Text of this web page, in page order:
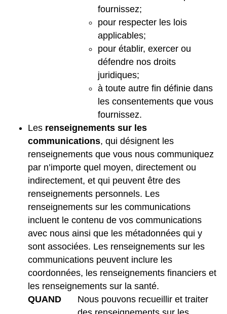
fournissez;
pour respecter les lois
applicables;
pour établir, exercer ou
défendre nos droits
juridiques;
à toute autre fin définie dans
les consentements que vous
fournissez.
Les renseignements sur les
communications, qui désignent les
renseignements que vous nous communiquez
par n’importe quel moyen, directement ou
indirectement, et qui peuvent être des
renseignements personnels. Les
renseignements sur les communications
incluent le contenu de vos communications
avec nous ainsi que les métadonnées qui y
sont associées. Les renseignements sur les
communications peuvent inclure les
coordonnées, les renseignements financiers et
les renseignements sur la santé.
QUAND
Nous pouvons recueillir et traiter